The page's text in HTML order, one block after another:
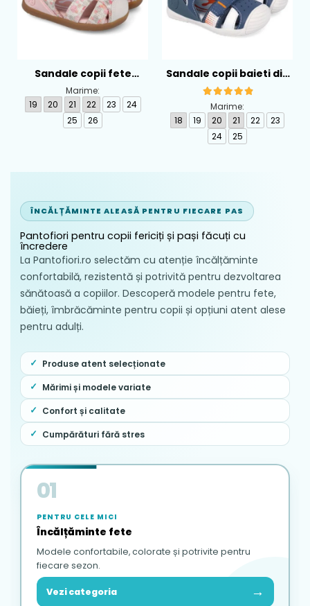
Nu spălați sandalele în mașina de spălat
rufe și nu le scufundați complet în apă.
pielea naturală.
Uscarea se face întotdeauna natural, la
temperatura camerei, într-un mediu bine
aerisit și ferit de acțiunea directă a soarelui
sau de surse artificiale de căldură
aplicarea periodică a unei creme
hidratante neutre / incolore pentru
încălțăminte din piele pentru copii.
Sandale copii fete
calapod lat din textil
Biomecanics, Roz -
262193-A103
Marime:
19
20 21 22 23
24
25
26
Sandale copii baieti din
piele Biomecanics,
Albastru - 262124-A556
Marime:
18
19 20 21 22
23
24
25
ÎNCĂLȚĂMINTE ALEASĂ PENTRU FIECARE PAS
Pantofiori pentru copii fericiți și pași făcuți cu
încredere
La Pantofiori.ro selectăm cu atenție încălțăminte
confortabilă, rezistentă și potrivită pentru dezvoltarea
sănătoasă a copiilor. Descoperă modele pentru fete,
băieți, îmbrăcăminte pentru copii și opțiuni atent alese
pentru adulți.
Produse atent selecționate
Mărimi și modele variate
Confort și calitate
Cumpărături fără stres
01
PENTRU CELE MICI
Încălțăminte fete
Modele confortabile, colorate și potrivite pentru
fiecare sezon.
Vezi categoria →